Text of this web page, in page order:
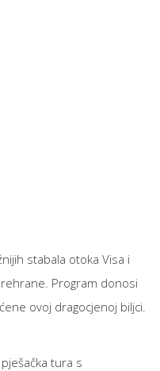
stabala otoka Visa i
Program donosi
ovoj dragocjenoj biljci.
tura s